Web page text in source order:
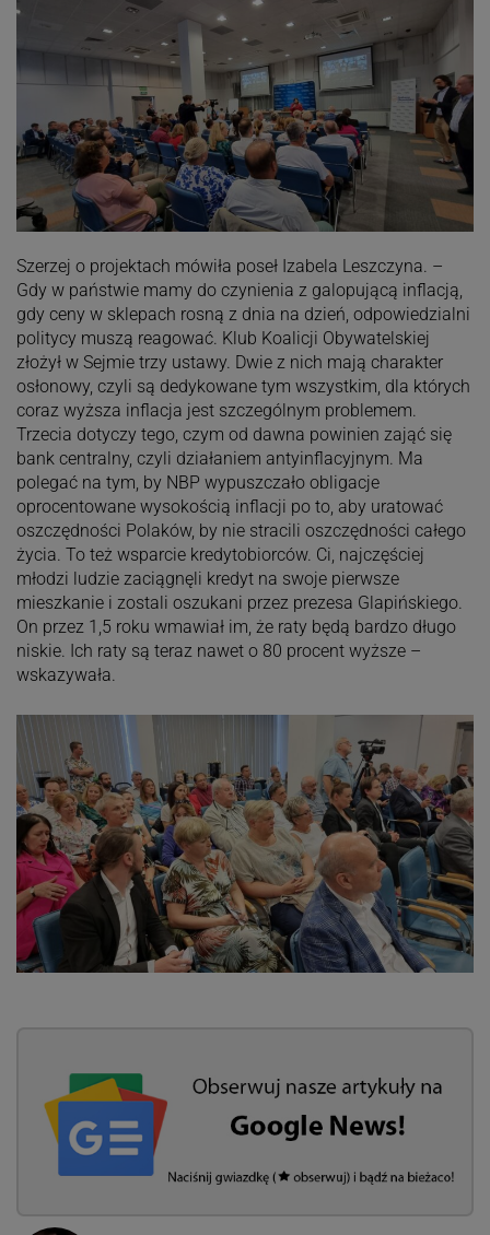
Szerzej o projektach mówiła poseł Izabela Leszczyna. –
Gdy w państwie mamy do czynienia z galopującą inflacją,
gdy ceny w sklepach rosną z dnia na dzień, odpowiedzialni
politycy muszą reagować. Klub Koalicji Obywatelskiej
złożył w Sejmie trzy ustawy. Dwie z nich mają charakter
osłonowy, czyli są dedykowane tym wszystkim, dla których
coraz wyższa inflacja jest szczególnym problemem.
Trzecia dotyczy tego, czym od dawna powinien zająć się
bank centralny, czyli działaniem antyinflacyjnym. Ma
polegać na tym, by NBP wypuszczało obligacje
oprocentowane wysokością inflacji po to, aby uratować
oszczędności Polaków, by nie stracili oszczędności całego
życia. To też wsparcie kredytobiorców. Ci, najczęściej
młodzi ludzie zaciągnęli kredyt na swoje pierwsze
mieszkanie i zostali oszukani przez prezesa Glapińskiego.
On przez 1,5 roku wmawiał im, że raty będą bardzo długo
niskie. Ich raty są teraz nawet o 80 procent wyższe –
wskazywała.